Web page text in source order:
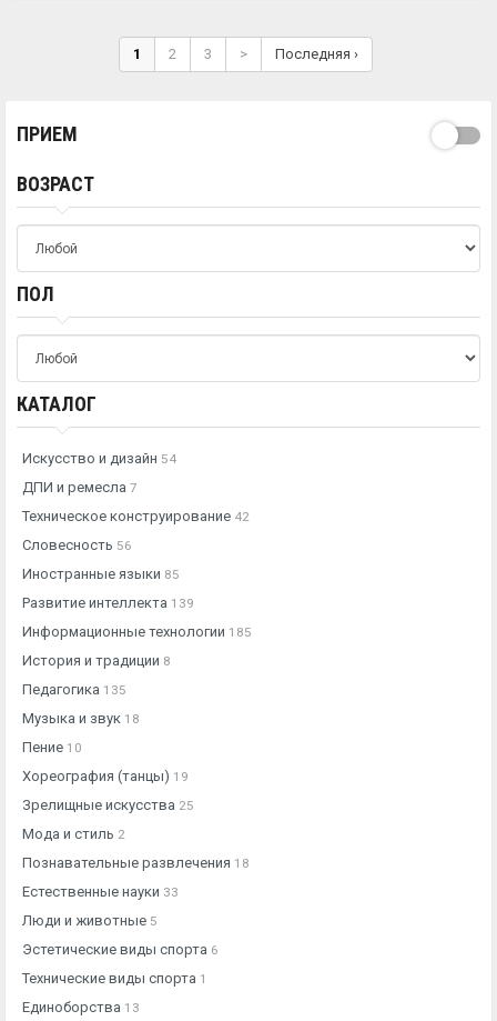
1 2 3 > Последняя ›
ПРИЕМ
ВОЗРАСТ
ПОЛ
КАТАЛОГ
Искусство и дизайн 54
ДПИ и ремесла 7
Техническое конструирование 42
Словесность 56
Иностранные языки 85
Развитие интеллекта 139
Информационные технологии 185
История и традиции 8
Педагогика 135
Музыка и звук 18
Пение 10
Хореография (танцы) 19
Зрелищные искусства 25
Мода и стиль 2
Познавательные развлечения 18
Естественные науки 33
Люди и животные 5
Эстетические виды спорта 6
Технические виды спорта 1
Единоборства 13